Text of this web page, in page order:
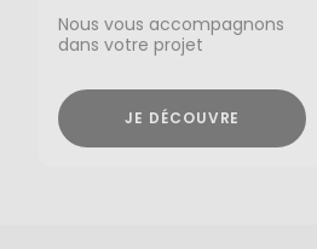
Nous vous accompagnons
dans votre projet
JE DÉCOUVRE